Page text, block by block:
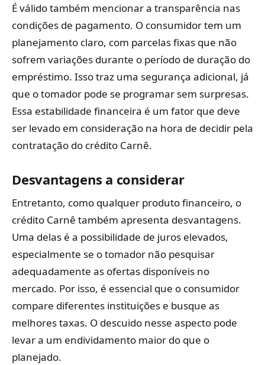
É válido também mencionar a transparência nas
condições de pagamento. O consumidor tem um
planejamento claro, com parcelas fixas que não
sofrem variações durante o período de duração do
empréstimo. Isso traz uma segurança adicional, já
que o tomador pode se programar sem surpresas.
Essa estabilidade financeira é um fator que deve
ser levado em consideração na hora de decidir pela
contratação do crédito Carnê.
Desvantagens a considerar
Entretanto, como qualquer produto financeiro, o
crédito Carnê também apresenta desvantagens.
Uma delas é a possibilidade de juros elevados,
especialmente se o tomador não pesquisar
adequadamente as ofertas disponíveis no
mercado. Por isso, é essencial que o consumidor
compare diferentes instituições e busque as
melhores taxas. O descuido nesse aspecto pode
levar a um endividamento maior do que o
planejado.